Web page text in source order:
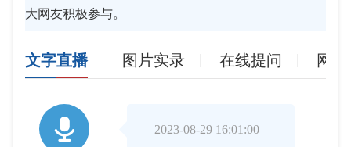
大网友积极参与。
文字直播 图片实录 在线提问 网

2023-08-29 16:01:00